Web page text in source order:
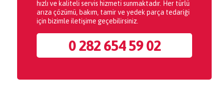
hızlı ve kaliteli servis hizmeti sunmaktadır. Her türlü
arıza çözümü, bakım, tamir ve yedek parça tedariği
için bizimle iletişime geçebilirsiniz.
0 282 654 59 02